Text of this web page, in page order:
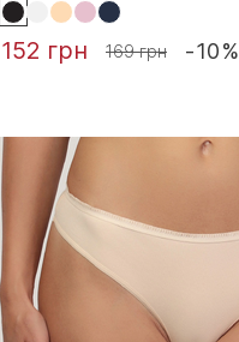
152 грн 169 грн -10%